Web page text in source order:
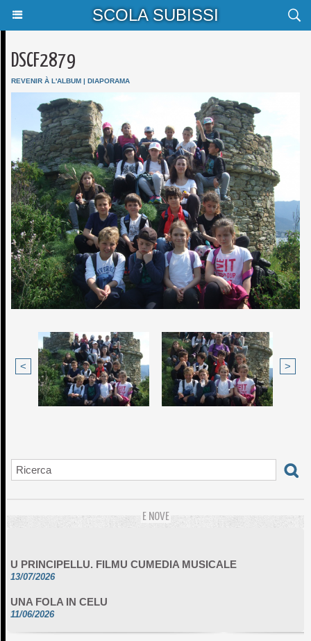
SCOLA SUBISSI
DSCF2879
REVENIR À L'ALBUM | DIAPORAMA
< >
E NOVE
13/07/2026
11/06/2026
DA SCIMULÌ